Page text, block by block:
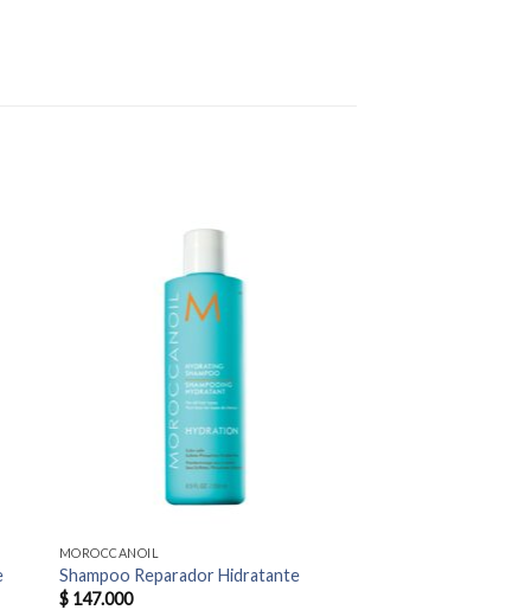
MOROCCANOIL
Shampoo Reparador Hidratante
$147.000